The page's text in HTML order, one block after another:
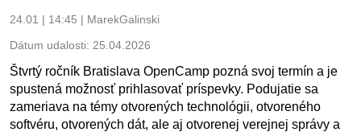
24.01 | 14:45 | MarekGalinski
Dátum udalosti: 25.04.2026
Štvrtý ročník Bratislava OpenCamp pozná svoj termín a je
spustená možnosť prihlasovať príspevky. Podujatie sa
zameriava na témy otvorených technológii, otvoreného
softvéru, otvorených dát, ale aj otvorenej verejnej správy a